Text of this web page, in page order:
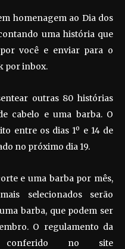
homenagem ao Dia dos
uma história que
você e enviar para o
por inbox.
outras 80 histórias
cabelo e uma barba. O
entre os dias 1º e 14 de
no próximo dia 19.
e uma barba por mês,
selecionados serão
barba, que podem ser
O regulamento da
no site